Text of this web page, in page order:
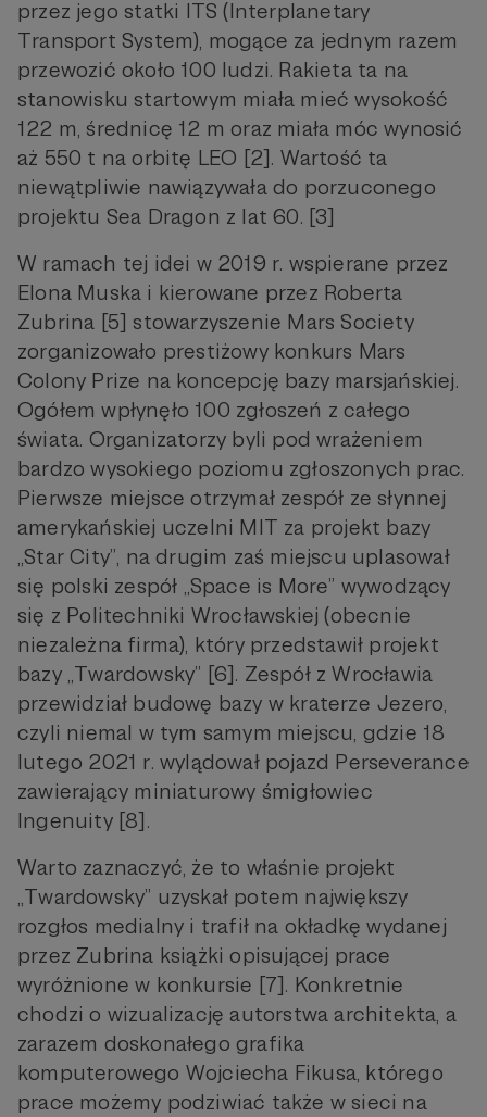
przez jego statki ITS (Interplanetary
Transport System), mogące za jednym razem
przewozić około 100 ludzi. Rakieta ta na
stanowisku startowym miała mieć wysokość
122 m, średnicę 12 m oraz miała móc wynosić
aż 550 t na orbitę LEO [2]. Wartość ta
niewątpliwie nawiązywała do porzuconego
projektu Sea Dragon z lat 60. [3]
W ramach tej idei w 2019 r. wspierane przez
Elona Muska i kierowane przez Roberta
Zubrina [5] stowarzyszenie Mars Society
zorganizowało prestiżowy konkurs Mars
Colony Prize na koncepcję bazy marsjańskiej.
Ogółem wpłynęło 100 zgłoszeń z całego
świata. Organizatorzy byli pod wrażeniem
bardzo wysokiego poziomu zgłoszonych prac.
Pierwsze miejsce otrzymał zespół ze słynnej
amerykańskiej uczelni MIT za projekt bazy
„Star City”, na drugim zaś miejscu uplasował
się polski zespół „Space is More” wywodzący
się z Politechniki Wrocławskiej (obecnie
niezależna firma), który przedstawił projekt
bazy „Twardowsky” [6]. Zespół z Wrocławia
przewidział budowę bazy w kraterze Jezero,
czyli niemal w tym samym miejscu, gdzie 18
lutego 2021 r. wylądował pojazd Perseverance
zawierający miniaturowy śmigłowiec
Ingenuity [8].
Warto zaznaczyć, że to właśnie projekt
„Twardowsky” uzyskał potem największy
rozgłos medialny i trafił na okładkę wydanej
przez Zubrina książki opisującej prace
wyróżnione w konkursie [7]. Konkretnie
chodzi o wizualizację autorstwa architekta, a
zarazem doskonałego grafika
komputerowego Wojciecha Fikusa, którego
prace możemy podziwiać także w sieci na